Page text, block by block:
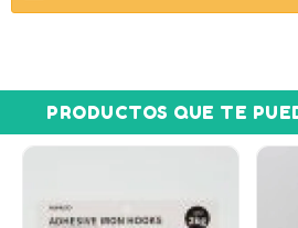
PRODUCTOS QUE TE